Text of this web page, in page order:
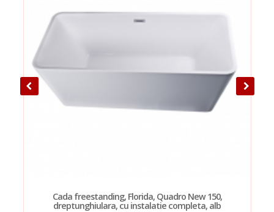
Cada freestanding, Florida, Quadro New 150,
dreptunghiulara, cu instalatie completa, alb